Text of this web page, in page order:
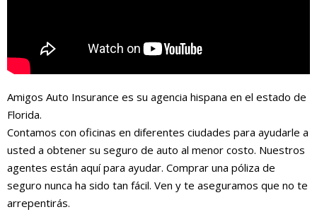
Amigos Auto Insurance es su agencia hispana en el estado de
Florida.
Contamos con oficinas en diferentes ciudades para ayudarle a
usted a obtener su seguro de auto al menor costo. Nuestros
agentes están aquí para ayudar. Comprar una póliza de
seguro nunca ha sido tan fácil. Ven y te aseguramos que no te
arrepentirás.